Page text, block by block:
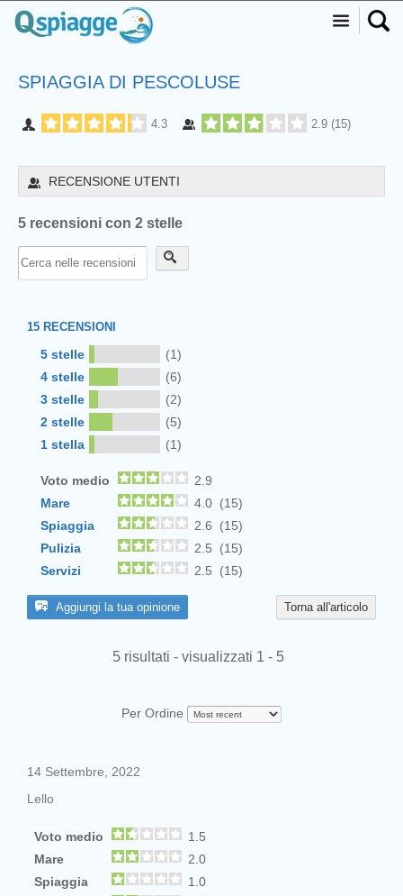
SPIAGGIA DI PESCOLUSE
4.3 2.9 (15)
RECENSIONE UTENTI
5 recensioni con 2 stelle
15 RECENSIONI
5 stelle
(1)
4 stelle
(6)
3 stelle
(2)
2 stelle
(5)
1 stella
(1)
Voto medio
2.9
Mare
4.0 (15)
Spiaggia
2.6 (15)
Pulizia
2.5 (15)
Servizi
2.5 (15)
Aggiungi la tua opinione Torna all'articolo
5 risultati - visualizzati 1 - 5
Per Ordine
14 Settembre, 2022
Lello
Voto medio
1.5
Mare
2.0
Spiaggia
1.0